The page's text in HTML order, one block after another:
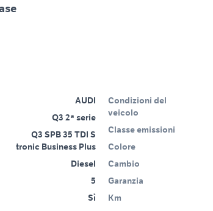
AUDI
Q3 2ª serie
Q3 SPB 35 TDI S
tronic Business Plus
Diesel
5
Sì
Condizioni del
veicolo
Classe emissioni
Colore
Cambio
Garanzia
Km